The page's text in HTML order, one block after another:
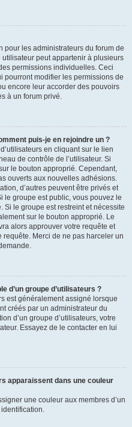
pour les administrateurs du forum de
peut appartenir à plusieurs
permissions individuelles. Ceci
pourront modifier les permissions de
encore leur accorder des pouvoirs
à un forum privé.
puis-je en rejoindre un ?
en cliquant sur le lien
de contrôle de l’utilisateur. Si
le bouton approprié. Cependant,
ouverts aux nouvelles adhésions.
d’autres peuvent être privés et
le groupe est public, vous pouvez le
le groupe est restreint et nécessite
sur le bouton approprié. Le
alors approuver votre requête et
Merci de ne pas harceler un
d’un groupe d’utilisateurs ?
est généralement assigné lorsque
créés par un administrateur du
d’un groupe d’utilisateurs, votre
Essayez de le contacter en lui
apparaissent dans une couleur
une couleur aux membres d’un